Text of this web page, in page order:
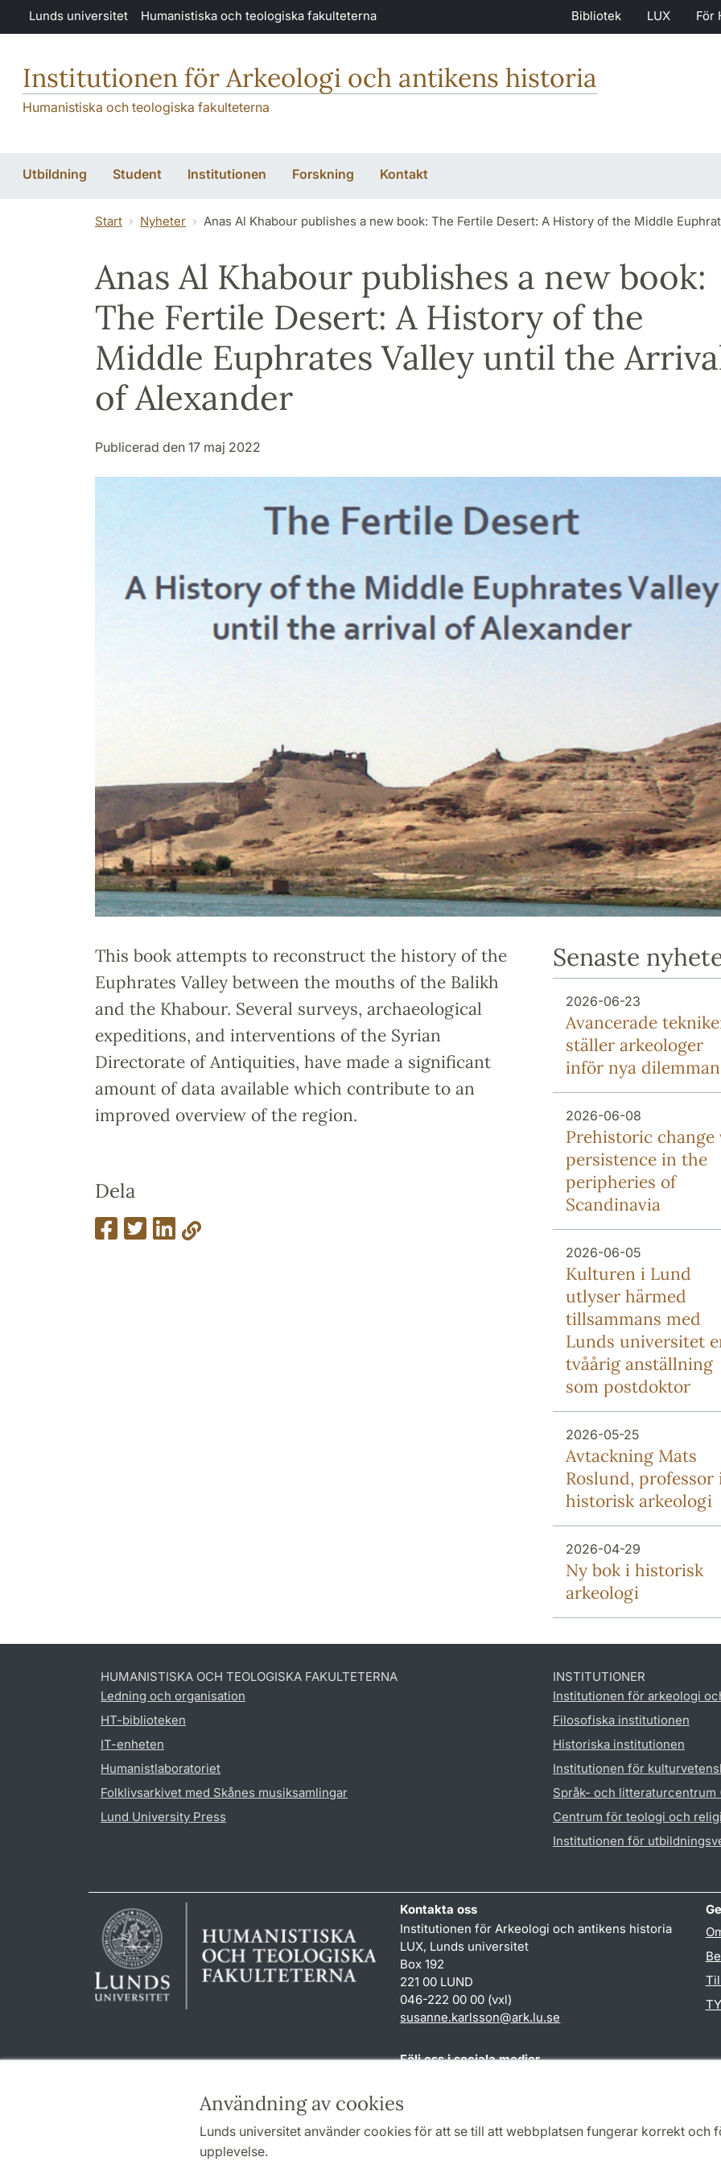
Hoppa till huvudinnehåll
Användning av cookies
Lunds universitet använder cookies för att se till att webbplatsen fungerar korrekt och
upplevelse.
Lunds universitet Humanistiska och teologiska fakulteterna Bibliotek LUX För
Institutionen för Arkeologi och antikens historia
Humanistiska och teologiska fakulteterna
Utbildning Student Institutionen Forskning Kontakt
Start Nyheter Anas Al Khabour publishes a new book: The Fertile Desert: A History of the Middle
Anas Al Khabour publishes a new book:
The Fertile Desert: A History of the
Middle Euphrates Valley until the
of Alexander
Publicerad den 17 maj 2022
This book attempts to reconstruct the history of the
Euphrates Valley between the mouths of the Balikh
and the Khabour. Several surveys, archaeological
expeditions, and interventions of the Syrian
Directorate of Antiquities, have made a significant
amount of data available which contribute to an
improved overview of the region.
Dela
Senaste
2026-06-23
Avancerade
ställer arkeologer
inför nya dilemman
2026-06-08
Prehistoric change
persistence in the
peripheries of
Scandinavia
2026-06-05
Kulturen i Lund
utlyser härmed
tillsammans med
Lunds universitet
tvåårig anställning
som postdoktor
2026-05-25
Avtackning Mats
Roslund, professor
historisk arkeologi
2026-04-29
Ny bok i historisk
arkeologi
HUMANISTISKA OCH TEOLOGISKA FAKULTETERNA
Ledning och organisation
HT-biblioteken
IT-enheten
Humanistlaboratoriet
Folklivsarkivet med Skånes musiksamlingar
Lund University Press
INSTITUTIONER
Institutionen för arkeologi
Filosofiska institutionen
Historiska institutionen
Institutionen för
Språk- och litteraturcentrum
Centrum för teologi och
Institutionen för
Kontakta oss
Institutionen för Arkeologi och antikens historia
LUX, Lunds universitet
Box 192
221 00 LUND
046-222 00 00 (vxl)
susanne.karlsson@ark.lu.se
Följ oss i sociala medier